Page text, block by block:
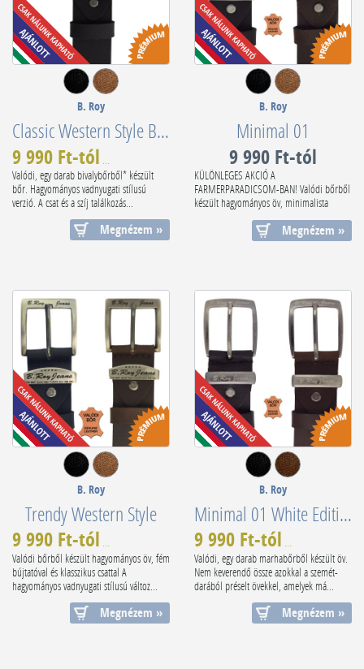
B. Roy
Classic Western Style Belt
9 990 Ft-tól
Valódi, egy darab bivalybőrből* készült
bőr. Hagyományos vadnyugati stílusú
verzió. A csat és a szíj találkozás...
Megnézem »
B. Roy
Minimal 01
9 990 Ft-tól
KÜLÖNLEGES AKCIÓ A
FARMERPARADICSOM-BAN! Valódi bőrből
készült hagyományos öv, minimalista
stílusú, klasszikus csatt...
Megnézem »
B. Roy
Trendy Western Style
9 990 Ft-tól
Valódi bőrből készült hagyományos öv, fém
bújtatóval és klasszikus csattal A
hagyományos vadnyugati stílusú változ...
Megnézem »
B. Roy
Minimal 01 White Edition
9 990 Ft-tól
Valódi, egy darab marhabőrből készült öv.
Nem keverendő össze azokkal a szemét-
darából préselt övekkel, amelyek má...
Megnézem »